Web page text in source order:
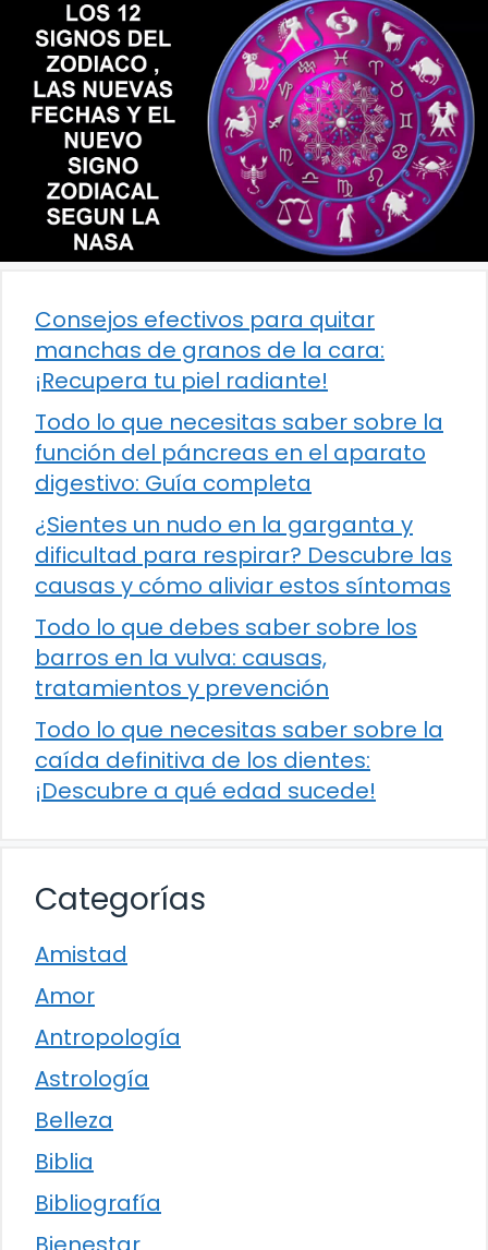
Consejos efectivos para quitar
manchas de granos de la cara:
¡Recupera tu piel radiante!
Todo lo que necesitas saber sobre la
función del páncreas en el aparato
digestivo: Guía completa
¿Sientes un nudo en la garganta y
dificultad para respirar? Descubre las
causas y cómo aliviar estos síntomas
Todo lo que debes saber sobre los
barros en la vulva: causas,
tratamientos y prevención
Todo lo que necesitas saber sobre la
caída definitiva de los dientes:
¡Descubre a qué edad sucede!
Categorías
Amistad
Amor
Antropología
Astrología
Belleza
Biblia
Bibliografía